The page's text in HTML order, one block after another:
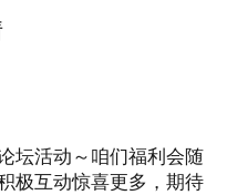
坛活动～咱们福利会随
极互动惊喜更多，期待